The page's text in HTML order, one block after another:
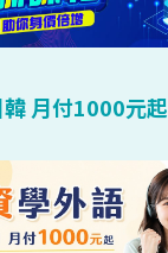
月付1000元起